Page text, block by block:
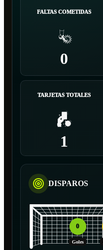
FALTAS COMETIDAS
0
TARJETAS TOTALES
1
DISPAROS
0
Goles